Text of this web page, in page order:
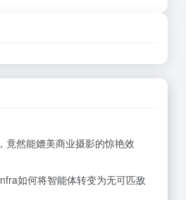
竟然能媲美商业摄影的惊艳效
如何将智能体转变为无可匹敌